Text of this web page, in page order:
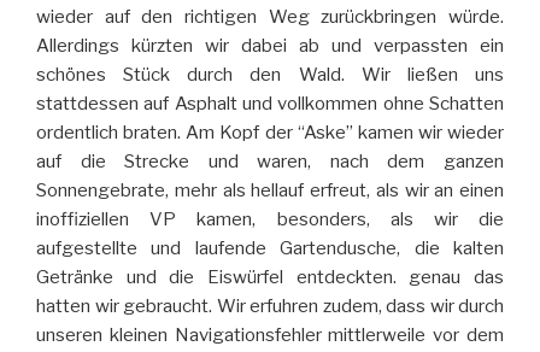
wieder auf den richtigen Weg zurückbringen würde.
Allerdings kürzten wir dabei ab und verpassten ein
schönes Stück durch den Wald. Wir ließen uns
stattdessen auf Asphalt und vollkommen ohne Schatten
ordentlich braten. Am Kopf der “Aske” kamen wir wieder
auf die Strecke und waren, nach dem ganzen
Sonnengebrate, mehr als hellauf erfreut, als wir an einen
inoffiziellen VP kamen, besonders, als wir die
aufgestellte und laufende Gartendusche, die kalten
Getränke und die Eiswürfel entdeckten. genau das
hatten wir gebraucht. Wir erfuhren zudem, dass wir durch
unseren kleinen Navigationsfehler mittlerweile vor dem